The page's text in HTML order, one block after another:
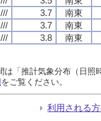
/// 3.7
南東
/// 3.7
南東
/// 3.8 南東
「推計気象分布（日
をご覧ください。
利用される